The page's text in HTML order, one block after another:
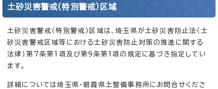
土砂災害警戒(特別警戒）区域
土砂災害警戒（特別警戒）区域は、埼玉県が土砂災害防止法（土
砂災害警戒区域等における土砂災害防止対策の推進に関する
法律）第7条第1項及び第9条第1項の規定に基づき指定してい
ます。
詳細については埼玉県・朝霞県土整備事務所にお問合せくださ